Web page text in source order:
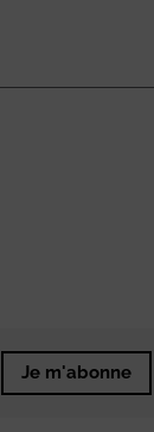
Je m'abonne